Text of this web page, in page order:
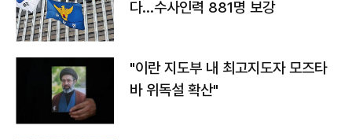
다…수사인력 881명 보강
"이란 지도부 내 최고지도자 모즈타
바 위독설 확산"